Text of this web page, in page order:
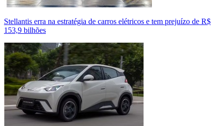
Stellantis erra na estratégia de carros elétricos e tem prejuízo de R$
153,9 bilhões